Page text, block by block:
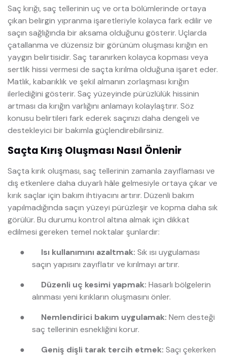
Saç kırığı, saç tellerinin uç ve orta bölümlerinde ortaya
çıkan belirgin yıpranma işaretleriyle kolayca fark edilir ve
saçın sağlığında bir aksama olduğunu gösterir. Uçlarda
çatallanma ve düzensiz bir görünüm oluşması kırığın en
yaygın belirtisidir. Saç taranırken kolayca kopması veya
sertlik hissi vermesi de saçta kırılma olduğuna işaret eder.
Matlık, kabarıklık ve şekil almanın zorlaşması kırığın
ilerlediğini gösterir. Saç yüzeyinde pürüzlülük hissinin
artması da kırığın varlığını anlamayı kolaylaştırır. Söz
konusu belirtileri fark ederek saçınızı daha dengeli ve
destekleyici bir bakımla güçlendirebilirsiniz.
Saçta Kırış Oluşması Nasıl Önlenir
Saçta kırık oluşması, saç tellerinin zamanla zayıflaması ve
dış etkenlere daha duyarlı hâle gelmesiyle ortaya çıkar ve
kırık saçlar için bakım ihtiyacını artırır. Düzenli bakım
yapılmadığında saçın yüzeyi pürüzleşir ve kopma daha sık
görülür. Bu durumu kontrol altına almak için dikkat
edilmesi gereken temel noktalar şunlardır:
●
Isı kullanımını azaltmak: Sık ısı uygulaması
saçın yapısını zayıflatır ve kırılmayı artırır.
●
Düzenli uç kesimi yapmak: Hasarlı bölgelerin
alınması yeni kırıkların oluşmasını önler.
●
Nemlendirici bakım uygulamak: Nem desteği
saç tellerinin esnekliğini korur.
●
Geniş dişli tarak tercih etmek: Saçı çekerken